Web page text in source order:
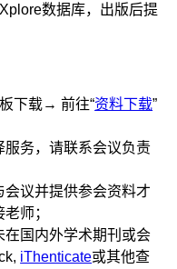
数据库，出版后提
下载→ 前往“资料下载”
务，请联系会议负责
议并提供参会资料才
师；
国内外学术期刊或会
iThenticate或其他查